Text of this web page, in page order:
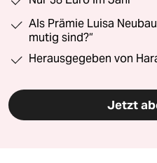
Als Prämie Luisa
mutig sind?“
Herausgegeben von
Jetzt